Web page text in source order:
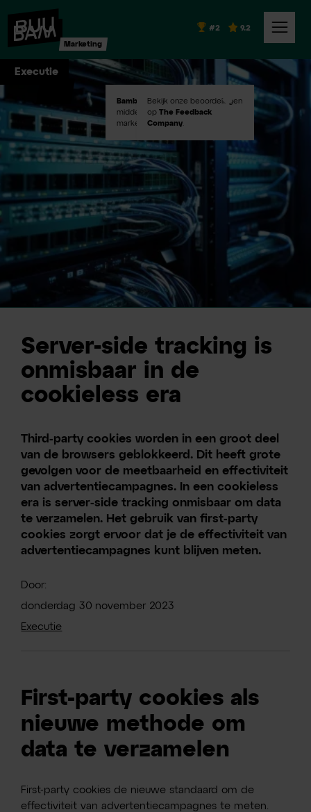
Marketing
#2
Bambuu #2in Emerce100
middelgroot digital
marketingbureaus!
9.2
Bekijk onze beoordelingen
opThe Feedback
Company.
Executie
Server-side tracking is
onmisbaar in de
cookieless era
Third-party cookies worden in een groot deel
van de browsers geblokkeerd. Dit heeft grote
gevolgen voor de meetbaarheid en effectiviteit
van advertentiecampagnes. In een cookieless
era is server-side tracking onmisbaar om data
te verzamelen. Het gebruik van first-party
cookies zorgt ervoor dat je de effectiviteit van
advertentiecampagnes kunt blijven meten.
Door:
donderdag 30 november 2023
Executie
First-party cookies als
nieuwe methode om
data te verzamelen
First-party cookies de nieuwe standaard om de
effectiviteit van advertentiecampagnes te meten.